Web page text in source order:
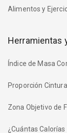
Alimentos y
Herramientas
Índice de Masa
Proporción
Zona Objetivo de
¿Cuántas